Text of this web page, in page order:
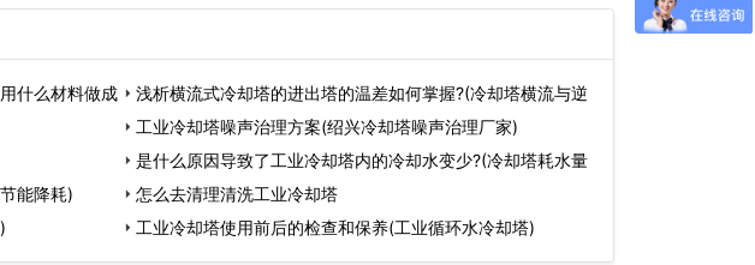
什么材料做成
浅析横流式冷却塔的进出塔的温差如何掌握?(冷却塔横流与逆
工业冷却塔噪声治理方案(绍兴冷却塔噪声治理厂家)
是什么原因导致了工业冷却塔内的冷却水变少?(冷却塔耗水量
能降耗)
怎么去清理清洗工业冷却塔
工业冷却塔使用前后的检查和保养(工业循环水冷却塔)